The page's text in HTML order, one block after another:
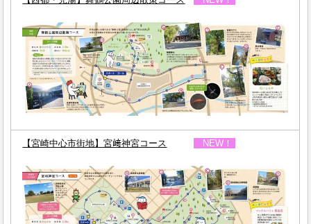
【宮崎中心市街地】宮﨑神宮コース NEW！